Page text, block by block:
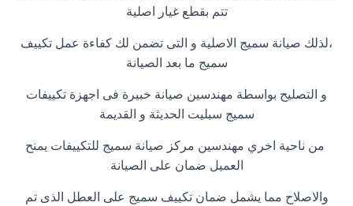
تتم بقطع غيار اصلية
،لذلك صيانة سميج الاصلية و التى تضمن لك كفاءة عمل تكييف
سميج ما بعد الصيانة
و التصليح بواسطة مهندسين صيانة خبيرة فى اجهزة تكييفات
سميج سبليت الحديثة و القديمة
من ناحية اخري مهندسين مركز صيانة سميج للتكييفات يمنح
العميل ضمان على الصيانة
والاصلاح مما يشمل ضمان تكييف سميج على العطل الذى تم